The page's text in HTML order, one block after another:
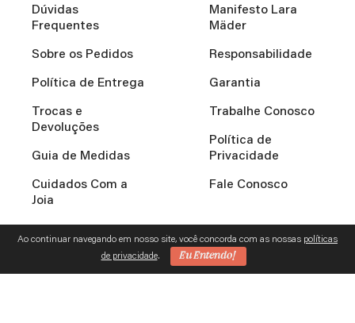
Dúvidas
Frequentes
Sobre os Pedidos
Política de Entrega
Trocas e
Devoluções
Guia de Medidas
Cuidados Com a
Joia
Manifesto Lara
Mäder
Responsabilidade
Garantia
Trabalhe Conosco
Política de
Privacidade
Fale Conosco
Ao continuar navegando em nosso site, você concorda com as nossas políticas
de privacidade. Eu Entendo!